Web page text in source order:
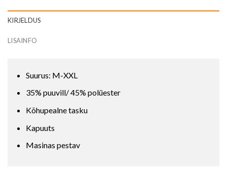
KIRJELDUS
LISAINFO
Suurus: M-XXL
35% puuvill/ 45% polüester
Kõhupealne tasku
Kapuuts
Masinas pestav